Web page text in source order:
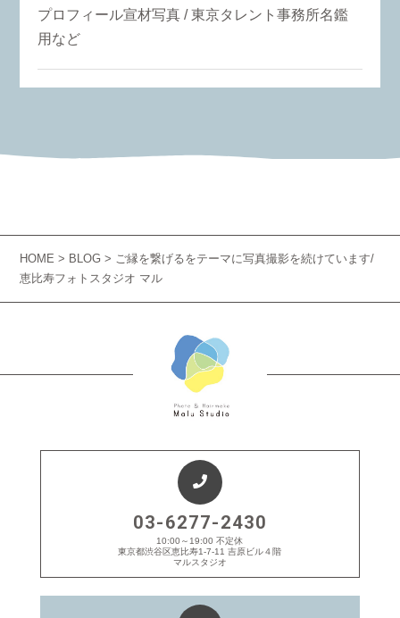
プロフィール宣材写真 / 東京タレント事務所名鑑
用など
HOME> BLOG > ご縁を繋げるをテーマに写真撮影を続けています/
恵比寿フォトスタジオ マル
03-6277-2430
10:00～19:00 不定休
東京都渋谷区恵比寿1-7-11 吉原ビル４階
マルスタジオ